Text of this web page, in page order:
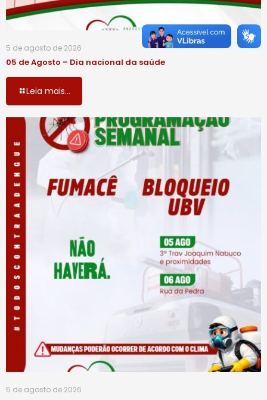
5 de agosto de 2026
05 de Agosto – Dia nacional da saúde
Leia mais...
5 de agosto de 2026